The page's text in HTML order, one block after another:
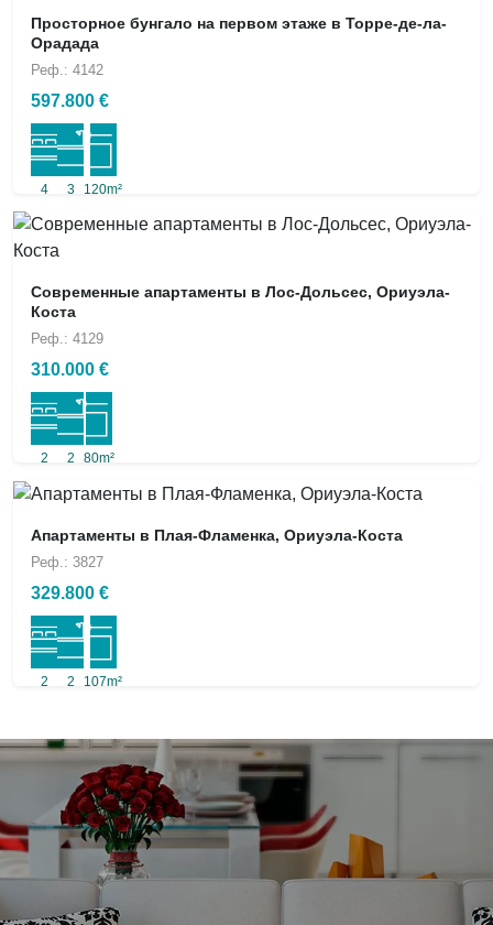
Просторное бунгало на первом этаже в Торре-де-ла-
Орадада
Реф.: 4142
597.800 €
4 3 120m²
Современные апартаменты в Лос-Дольсес, Ориуэла-
Коста
Реф.: 4129
310.000 €
2 2 80m²
Апартаменты в Плая-Фламенка, Ориуэла-Коста
Реф.: 3827
329.800 €
2 2 107m²